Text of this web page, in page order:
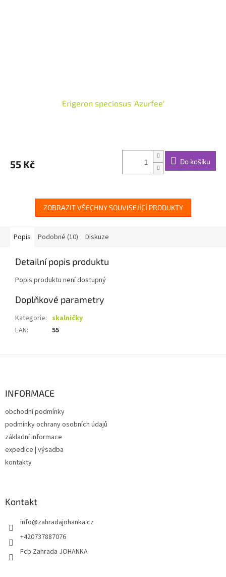
Erigeron speciosus 'Azurfee'
55 Kč Do košíku
ZOBRAZIT VŠECHNY SOUVISEJÍCÍ PRODUKTY
Popis Podobné (10) Diskuze
Detailní popis produktu
Popis produktu není dostupný
Doplňkové parametry
Kategorie: skalničky
EAN: 55
INFORMACE
obchodní podmínky
podmínky ochrany osobních údajů
základní informace
expedice | výsadba
kontakty
Kontakt
info@zahradajohanka.cz
+420737887076
Fcb Zahrada JOHANKA